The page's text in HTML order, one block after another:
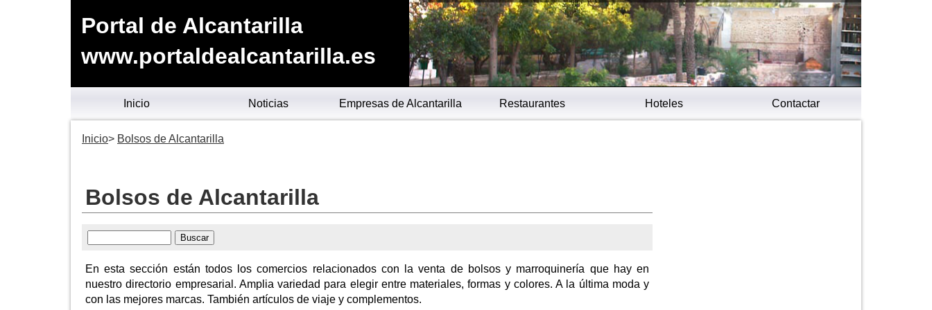
Portal de Alcantarilla
www.portaldealcantarilla.es
Inicio Noticias Empresas de Alcantarilla Restaurantes Hoteles Contactar
Inicio Bolsos de Alcantarilla
Bolsos de Alcantarilla
En esta sección están todos los comercios relacionados con la venta de bolsos y marroquinería que hay en
nuestro directorio empresarial. Amplia variedad para elegir entre materiales, formas y colores. A la última moda y
con las mejores marcas. También artículos de viaje y complementos.